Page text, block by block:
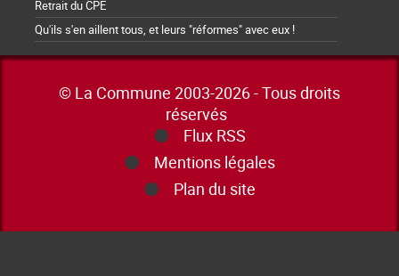
Retrait du CPE
Qu'ils s'en aillent tous, et leurs "réformes" avec eux !
© La Commune 2003-2026 - Tous droits
réservés
Flux RSS
Mentions légales
Plan du site